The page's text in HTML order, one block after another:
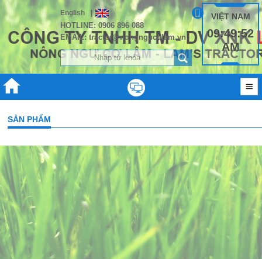
VIỆT NAM
09:49:52
AM
English
HOTLINE: 0906 896 088
EMAIL: tractor@nongngucolam.vn
SẢN PHẨM